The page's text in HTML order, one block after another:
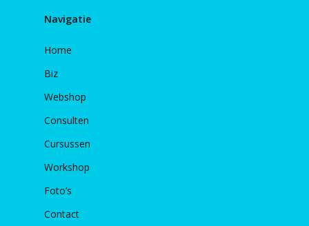
Navigatie
Home
Biz
Webshop
Consulten
Cursussen
Workshop
Foto’s
Contact